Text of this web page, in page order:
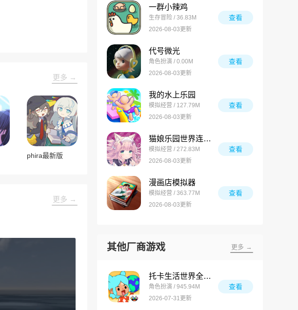
更多 →
phira最新版
更多 →
一群小辣鸡
生存冒险 / 36.83M
2026-08-03更新
查看
代号微光
角色扮演 / 0.00M
2026-08-03更新
查看
我的水上乐园
模拟经营 / 127.79M
2026-08-03更新
查看
猫娘乐园世界连结国际服
模拟经营 / 272.83M
2026-08-03更新
查看
漫画店模拟器
模拟经营 / 363.77M
2026-08-03更新
查看
其他厂商游戏 更多 →
托卡生活世界全解锁版
角色扮演 / 945.94M
2026-07-31更新
查看